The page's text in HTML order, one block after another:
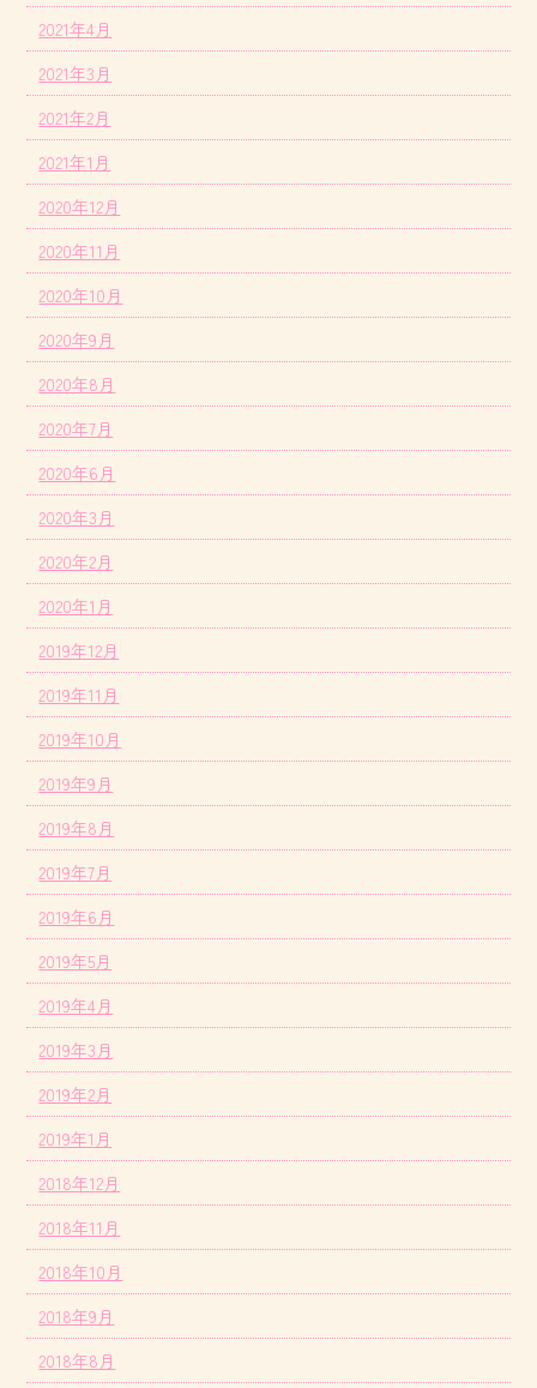
2021年4月
2021年3月
2021年2月
2021年1月
2020年12月
2020年11月
2020年10月
2020年9月
2020年8月
2020年7月
2020年6月
2020年3月
2020年2月
2020年1月
2019年12月
2019年11月
2019年10月
2019年9月
2019年8月
2019年7月
2019年6月
2019年5月
2019年4月
2019年3月
2019年2月
2019年1月
2018年12月
2018年11月
2018年10月
2018年9月
2018年8月